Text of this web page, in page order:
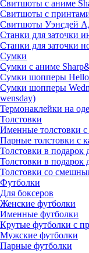
Свитшоты с аниме
Свитшоты с
Свитшоты Уэнсдей
Станки для заточки
Станки для заточки
Сумки
Сумки с аниме
Сумки шопперы
Сумки шопперы
wensday)
Термонаклейки на
Толстовки
Именные толстовки
Парные толстовки с
Толстовки в подарок
Толстовки в подарок
Толстовки со
Футболки
Для боксеров
Женские футболки
Именные футболки
Крутые футболки с
Мужские футболки
Парные футболки